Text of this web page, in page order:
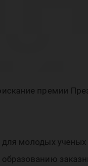
премии
молодых ученых